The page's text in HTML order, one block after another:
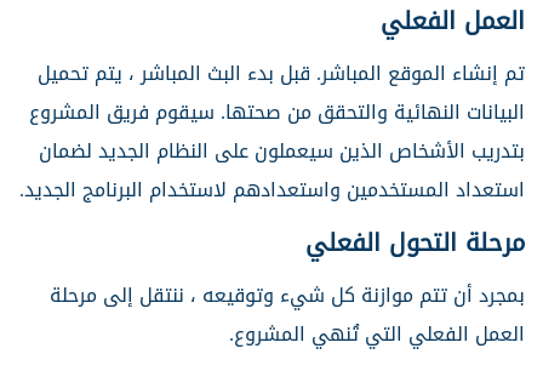
العمل الفعلي
تم إنشاء الموقع المباشر. قبل بدء البث المباشر ، يتم تحميل
البيانات النهائية والتحقق من صحتها. سيقوم فريق المشروع
بتدريب الأشخاص الذين سيعملون على النظام الجديد لضمان
استعداد المستخدمين واستعدادهم لاستخدام البرنامج الجديد.
مرحلة التحول الفعلي
بمجرد أن تتم موازنة كل شيء وتوقيعه ، ننتقل إلى مرحلة
العمل الفعلي التي تُنهي المشروع.